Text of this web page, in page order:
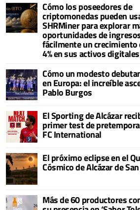
Cómo los poseedores de
criptomonedas pueden
SHRMiner para explorar
oportunidades de
fácilmente un crecimiento
4% en sus activos digitales
Cómo un modesto
en Europa: el increíble
Pablo Burgos
El Sporting de Alcázar
primer test de
FC International
El próximo eclipse en el
Cósmico de Alcázar de
Más de 60 productores